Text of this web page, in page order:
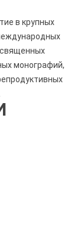
в крупных
монографий,